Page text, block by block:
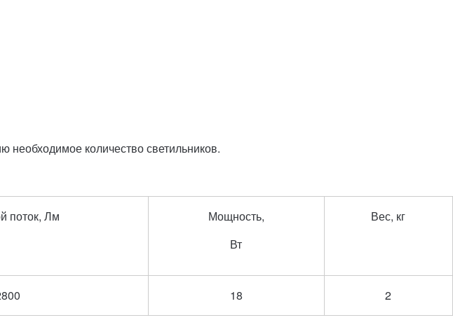
необходимое количество светильников.
поток, Лм
Мощность,
Вт
Вес, кг
18 2